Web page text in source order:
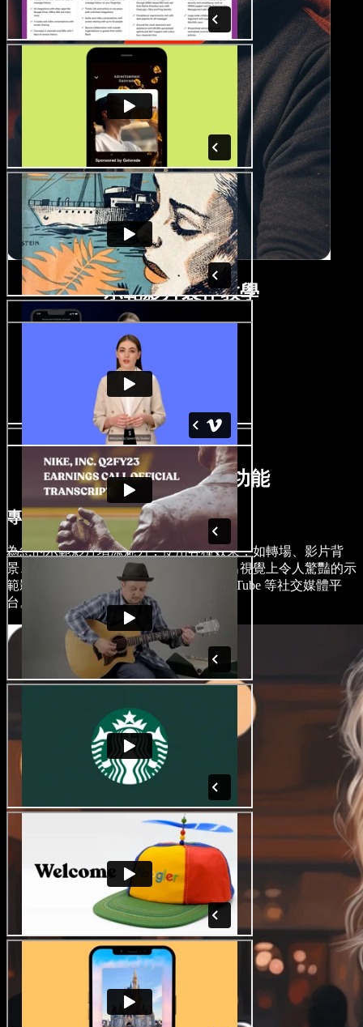
示範影片製作教學
AI示範影片製作功能
專業編輯示範影片
為您的示範影片增添魅力，使用各種效果，如轉場、影片背
景、覆蓋、字幕、字體、圖片等，創造出視覺上令人驚豔的示
範影片，適用於 TikTok、Instagram、YouTube 等社交媒體平
台。